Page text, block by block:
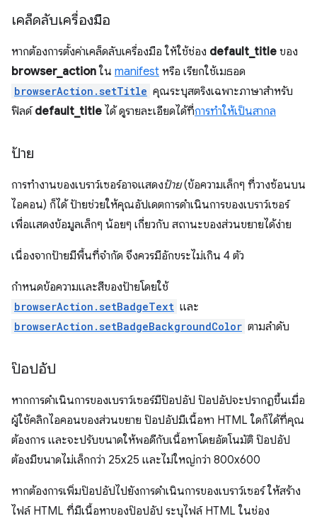
เคล็ดลับเครื่องมือ
หากต้องการตั้งค่าเคล็ดลับเครื่องมือ ให้ใช้ช่อง default_title ของ
browser_action ใน manifest หรือ เรียกใช้เมธอด
browserAction.setTitle คุณระบุสตริงเฉพาะภาษาสำหรับ
ฟิลด์default_title ได้ ดูรายละเอียดได้ที่การทำให้เป็นสากล
ป้าย
การทำงานของเบราว์เซอร์อาจแสดงป้าย(ข้อความเล็กๆ ที่วางซ้อนบน
ไอคอน) ก็ได้ ป้ายช่วยให้คุณอัปเดตการดำเนินการของเบราว์เซอร์
เพื่อแสดงข้อมูลเล็กๆ น้อยๆ เกี่ยวกับ สถานะของส่วนขยายได้ง่าย
เนื่องจากป้ายมีพื้นที่จำกัด จึงควรมีอักขระไม่เกิน 4 ตัว
กำหนดข้อความและสีของป้ายโดยใช้
browserAction.setBadgeText และ
browserAction.setBadgeBackgroundColor ตามลำดับ
ป๊อปอัป
หากการดำเนินการของเบราว์เซอร์มีป๊อปอัป ป๊อปอัปจะปรากฏขึ้นเมื่อ
ผู้ใช้คลิกไอคอนของส่วนขยาย ป๊อปอัปมีเนื้อหา HTML ใดก็ได้ที่คุณ
ต้องการ และจะปรับขนาดให้พอดีกับเนื้อหาโดยอัตโนมัติ ป๊อปอัป
ต้องมีขนาดไม่เล็กกว่า 25x25 และไม่ใหญ่กว่า 800x600
หากต้องการเพิ่มป๊อปอัปไปยังการดำเนินการของเบราว์เซอร์ ให้สร้าง
ไฟล์ HTML ที่มีเนื้อหาของป๊อปอัป ระบุไฟล์ HTML ในช่อง